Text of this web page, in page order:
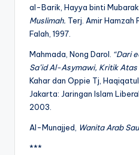
al-Barik, Hayya binti Mubarak.
Muslimah. Terj. Amir Hamzah
Falah, 1997.
Mahmada, Nong Darol. “Dari
Sa’id Al-Asymawi, Kritik Atas
Kahar dan Oppie Tj,
Jakarta: Jaringan Islam
2003.
Al-Munajjed, Wanita Arab
***